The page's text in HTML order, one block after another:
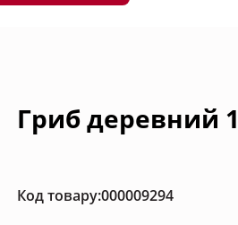
Водорості
Супутні
Гриб деревний
Код товару:000009294